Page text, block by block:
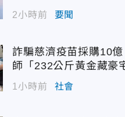
2小時前 要聞
詐騙慈濟疫苗採購10
師「232公斤黃金藏豪
下」
1小時前 社會